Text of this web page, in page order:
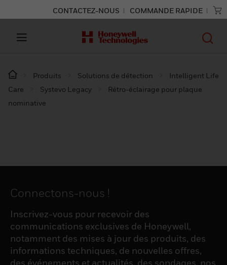
CONTACTEZ-NOUS COMMANDE RAPIDE
Produits Solutions de détection
Intelligent Life
Care
Systevo Legacy
Rétro-éclairage pour plaque
nominative
Connectons-nous !
Inscrivez-vous pour recevoir des
communications exclusives de Honeywell,
notamment des mises à jour des produits, des
informations techniques, de nouvelles offres,
des événements et actualités, des sondages, nos